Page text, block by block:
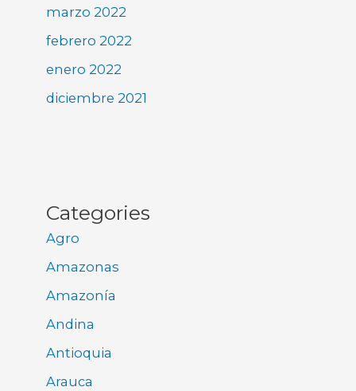
marzo 2022
febrero 2022
enero 2022
diciembre 2021
Categories
Agro
Amazonas
Amazonía
Andina
Antioquia
Arauca